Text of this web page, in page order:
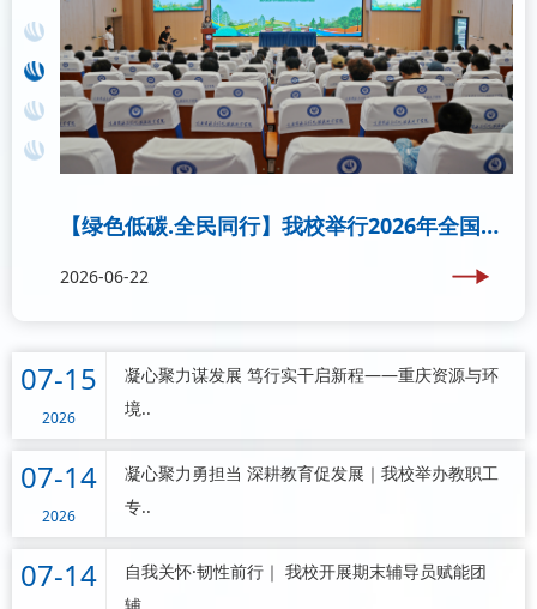
【绿色低碳.全民同行】我校举行2026年全国节能宣传周..
2026-06-22
07-15
2026
凝心聚力谋发展 笃行实干启新程——重庆资源与环
境..
07-14
2026
凝心聚力勇担当 深耕教育促发展｜我校举办教职工
专..
07-14
自我关怀·韧性前行｜ 我校开展期末辅导员赋能团